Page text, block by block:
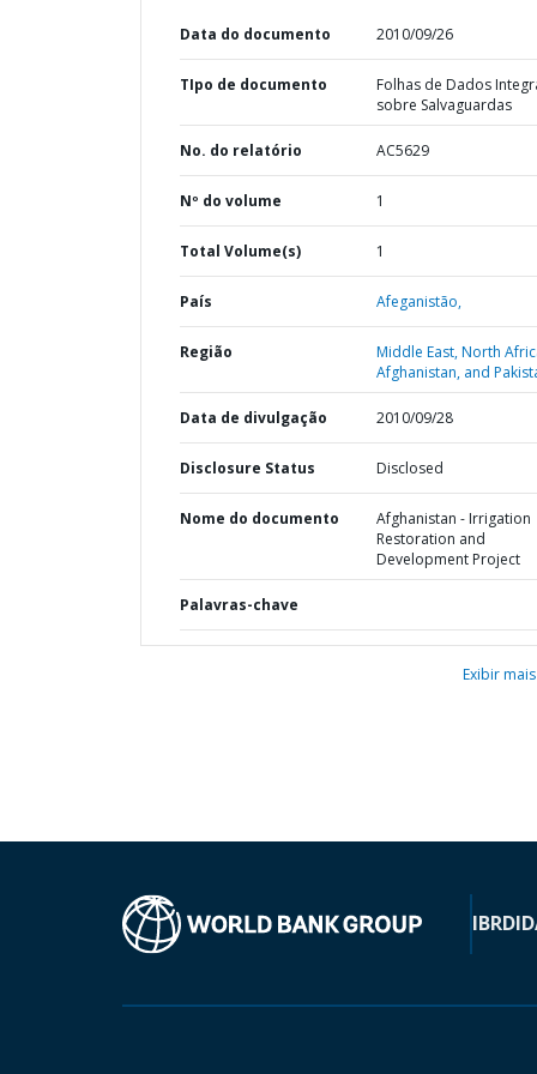
Data do documento 2010/09/26
TIpo de documento
Folhas de Dados
sobre Salvaguardas
No. do relatório AC5629
Nº do volume 1
Total Volume(s) 1
País Afeganistão,
Região
Middle East, North
Afghanistan, and
Data de divulgação 2010/09/28
Disclosure Status Disclosed
Nome do documento
Afghanistan - Irrigation
Restoration and
Development Project
Palavras-chave
Exibir mais
IBRD